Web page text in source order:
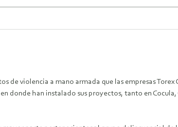
de violencia a mano armada que las empresas Torex
donde han instalado sus proyectos, tanto en Cocula,